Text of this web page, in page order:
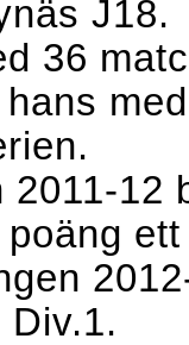
36
2011-12
poäng